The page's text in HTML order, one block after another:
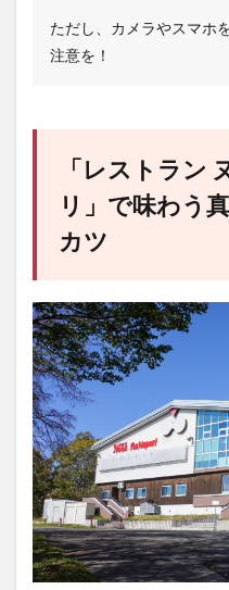
ただし、カメラやスマホ
注意を！
「レストラン
リ」で味わう
カツ